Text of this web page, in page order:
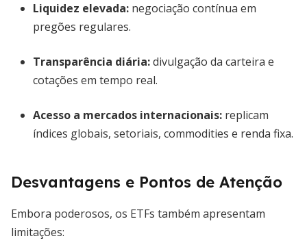
Liquidez elevada: negociação contínua em
pregões regulares.
Transparência diária:divulgação da carteira e
cotações em tempo real.
Acesso a mercados internacionais: replicam
índices globais, setoriais, commodities e renda fixa.
Desvantagens e Pontos de Atenção
Embora poderosos, os ETFs também apresentam
limitações: